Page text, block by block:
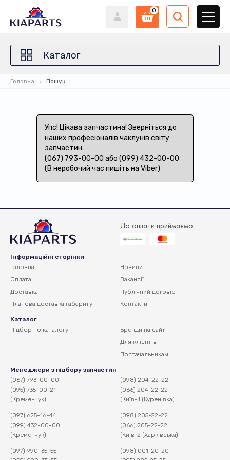
0
Каталог
Головна Пошук
Упс! Цікава запчастина! Зверніться до
наших професіоналів чаклунів світу
запчастин.
(067) 793-00-00 або (099) 432-00-00
(В неробочий час пишіть на Viber)
До оплати приймаємо:
Інформаційні сторінки
Головна
Оплата
Доставка
Планова доставка габариту
Новини
Вакансії
Публічний договір
Контакти
Каталог
Підбор по каталогу
Бренди на сайті
Для клієнтів
Постачальникам
Менеджери з підбору запчастин
(067) 793-00-00
(095) 735-00-21
(Кременчук)
(097) 625-16-44
(099) 432-00-00
(Кременчук)
(097) 990-35-55
(098) 204-22-22
(066) 204-22-22
(Київ-1 (Куренівка)
(098) 205-22-22
(066) 205-22-22
(Київ-2 (Харківська)
(098) 001-20-20